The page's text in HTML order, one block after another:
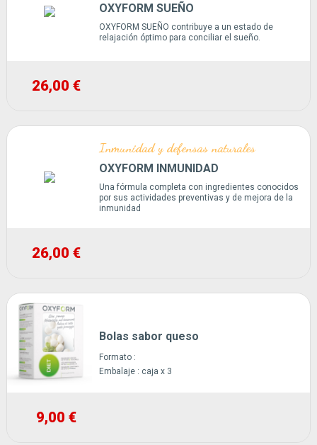
OXYFORM SUEÑO
OXYFORM SUEÑO contribuye a un estado de
relajación óptimo para conciliar el sueño.
26,00 €
Inmunidad y defensas naturales
OXYFORM INMUNIDAD
Una fórmula completa con ingredientes conocidos
por sus actividades preventivas y de mejora de la
inmunidad
26,00 €
Bolas sabor queso
Formato :
Embalaje : caja x 3
9,00 €